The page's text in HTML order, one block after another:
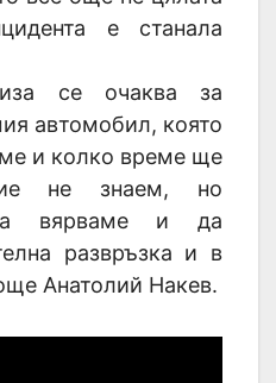
е станала
се очаква за
автомобил, която
и колко време ще
не знаем, но
вярваме и да
развръзка и в
Анатолий Накев.